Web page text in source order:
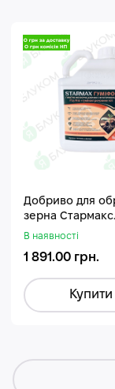
Добриво для
зерна Стармакс
Гуміфос
В наявності
1 891.00 грн.
Купити